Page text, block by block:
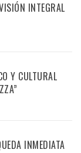
INTEGRAL
Y CULTURAL
INMEDIATA